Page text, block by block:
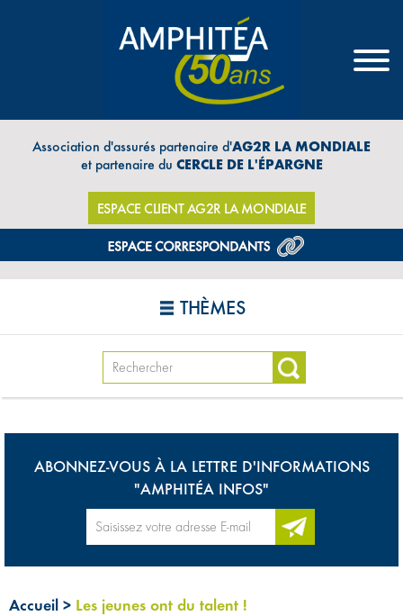
Association d'assurés partenaire d'AG2R LA MONDIALE
et partenaire du CERCLE DE L'ÉPARGNE
ESPACE CLIENT AG2R LA MONDIALE
THÈMES
ABONNEZ-VOUS À LA LETTRE D'INFORMATIONS
"AMPHITÉA INFOS"
Accueil > Les jeunes ont du talent !